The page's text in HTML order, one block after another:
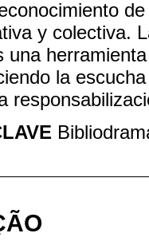
y colectiva.
una
la